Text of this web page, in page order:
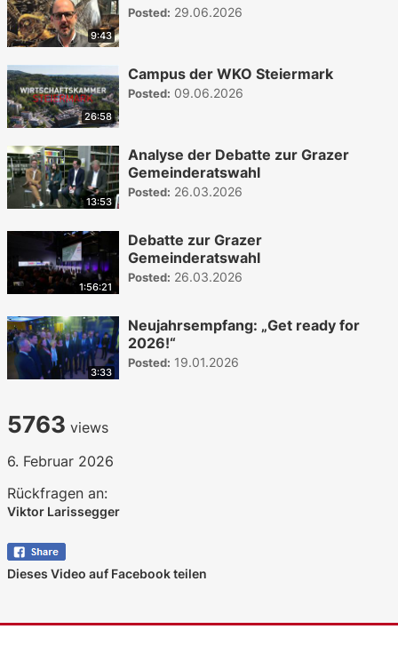
9:43
Posted: 29.06.2026
26:58
Campus der WKO Steiermark
Posted: 09.06.2026
13:53
Analyse der Debatte zur Grazer
Gemeinderatswahl
Posted: 26.03.2026
1:56:21
Debatte zur Grazer
Gemeinderatswahl
Posted: 26.03.2026
3:33
Neujahrsempfang: „Get ready for
2026!“
Posted: 19.01.2026
5763 views
6. Februar 2026
Rückfragen an:
Viktor Larissegger
Dieses Video auf Facebook teilen